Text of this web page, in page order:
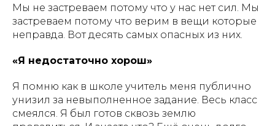
Мы не застреваем потому что у нас нет сил. Мы
застреваем потому что верим в вещи которые
неправда. Вот десять самых опасных из них.
«Я недостаточно хорош»
Я помню как в школе учитель меня публично
унизил за невыполненное задание. Весь класс
смеялся. Я был готов сквозь землю